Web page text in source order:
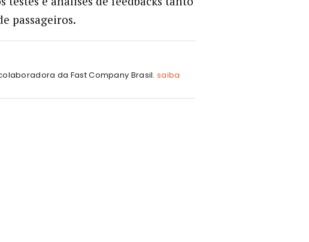
passageiros.
da Fast Company Brasil.saiba